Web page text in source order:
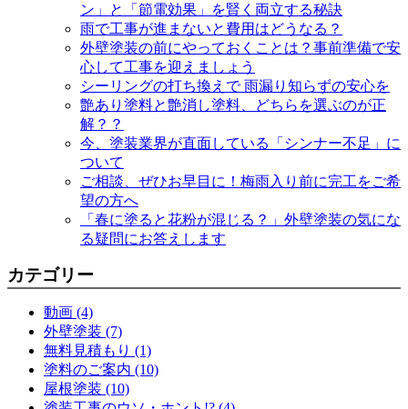
ン」と「節電効果」を賢く両立する秘訣
雨で工事が進まないと費用はどうなる？
外壁塗装の前にやっておくことは？事前準備で安
心して工事を迎えましょう
シーリングの打ち換えで 雨漏り知らずの安心を
艶あり塗料と艶消し塗料、どちらを選ぶのが正
解？？
今、塗装業界が直面している「シンナー不足」に
ついて
ご相談、ぜひお早目に！梅雨入り前に完工をご希
望の方へ
「春に塗ると花粉が混じる？」外壁塗装の気にな
る疑問にお答えします
カテゴリー
動画 (4)
外壁塗装 (7)
無料見積もり (1)
塗料のご案内 (10)
屋根塗装 (10)